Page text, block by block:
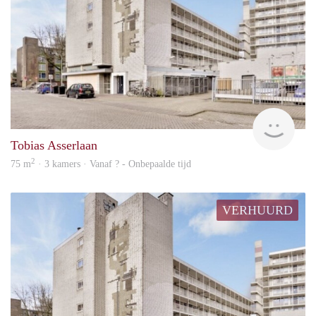
rent
Tobias Asserlaan
75 m2 · 3 kamers · Vanaf ? - Onbepaalde tijd
VERHUURD